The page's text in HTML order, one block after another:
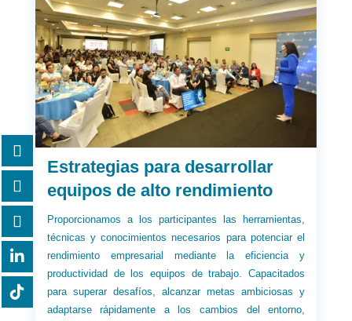
Estrategias para desarrollar
equipos de alto rendimiento
Proporcionamos a los participantes las herramientas,
técnicas y conocimientos necesarios para potenciar el
rendimiento empresarial mediante la eficiencia y
productividad de los equipos de trabajo. Capacitados
para superar desafíos, alcanzar metas ambiciosas y
adaptarse rápidamente a los cambios del entorno,